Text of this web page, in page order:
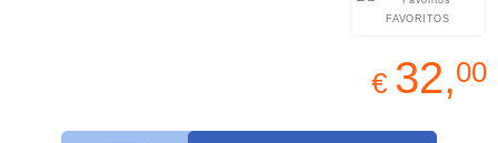
FAVORITOS
€ 32,00